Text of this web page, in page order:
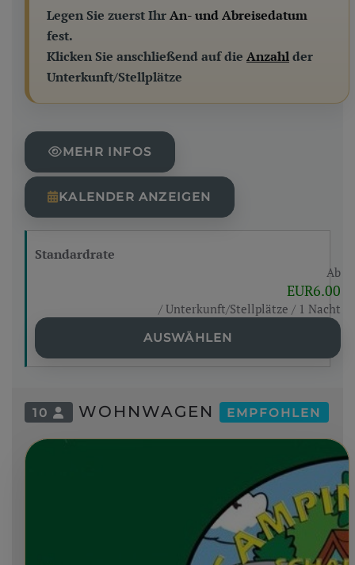
Legen Sie zuerst IhrAn- und Abreisedatum
fest.
Klicken Sie anschließend auf die Anzahlder
Unterkunft/Stellplätze
MEHR INFOS
KALENDER ANZEIGEN
Standardrate
Ab
EUR6.00
/ Unterkunft/Stellplätze / 1 Nacht
AUSWÄHLEN
10 WOHNWAGEN EMPFOHLEN